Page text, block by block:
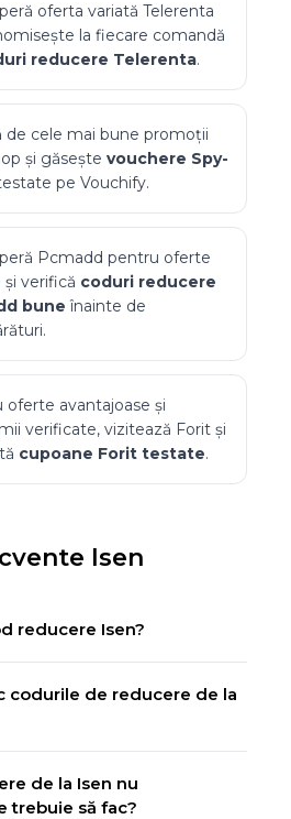
oferta variată Telerenta
la fiecare comandă
reducere Telerenta.
de cele mai bune promoții
și găsește vouchere Spy-
pe Vouchify.
Pcmadd pentru oferte
și verifică coduri reducere
bune înainte de
oferte avantajoase și
verificate, vizitează Forit și
cupoane Forit testate.
Isen
reducere Isen?
codurile de reducere de la
de la Isen nu
trebuie să fac?